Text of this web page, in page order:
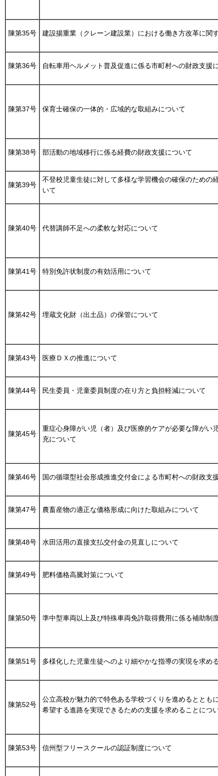
陳第35号 建設揚重業（クレーン建設業）における働き方改革に関
陳第36号 自転車用ヘルメット普及促進に係る市町村への財政支援
陳第37号 保育士確保の一体的・広域的な取組みについて
陳第38号 部活動の地域移行に係る経費の財政支援について
陳第39号
不登校児童生徒に対して多様な学習機会の確保のための
いて
陳第40号 代替講師不足への柔軟な対応について
陳第41号 特別免許状制度の有効活用について
陳第42号 埋蔵文化財（出土品）の保管について
陳第43号 医療ＤＸの推進について
陳第44号 民生委員・児童委員制度の在り方と負担軽減について
陳第45号
重症心身障がい児（者）及び医療的ケアが必要な障がい
充について
陳第46号 国の循環型社会形成推進交付金による市町村への財政支
陳第47号 農畜産物の適正な価格形成に向けた取組みについて
陳第48号 水田活用の直接支払交付金の見直しについて
陳第49号 肥料価格高騰対策について
陳第50号 準中型車両以上及び特殊車両免許取得費用に係る補助制
陳第51号 多様化した児童生徒へのより細やかな指導の実現を求め
陳第52号
公立高校が魅力的で特色ある学校づくりを進めるととも
希望する進路を実現できるための支援を求めることにつ
陳第53号 信州型フリースクールの認証制度について